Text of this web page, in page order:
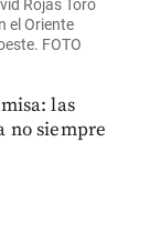
Rojas Toro
el Oriente
FOTO
las
no siempre